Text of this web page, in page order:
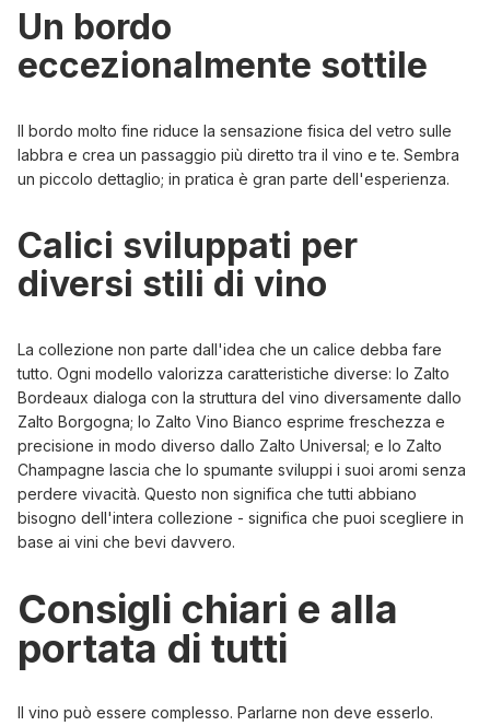
Un bordo
eccezionalmente sottile
Il bordo molto fine riduce la sensazione fisica del vetro sulle
labbra e crea un passaggio più diretto tra il vino e te. Sembra
un piccolo dettaglio; in pratica è gran parte dell'esperienza.
Calici sviluppati per
diversi stili di vino
La collezione non parte dall'idea che un calice debba fare
tutto. Ogni modello valorizza caratteristiche diverse: lo Zalto
Bordeaux dialoga con la struttura del vino diversamente dallo
Zalto Borgogna; lo Zalto Vino Bianco esprime freschezza e
precisione in modo diverso dallo Zalto Universal; e lo Zalto
Champagne lascia che lo spumante sviluppi i suoi aromi senza
perdere vivacità. Questo non significa che tutti abbiano
bisogno dell'intera collezione - significa che puoi scegliere in
base ai vini che bevi davvero.
Consigli chiari e alla
portata di tutti
Il vino può essere complesso. Parlarne non deve esserlo.